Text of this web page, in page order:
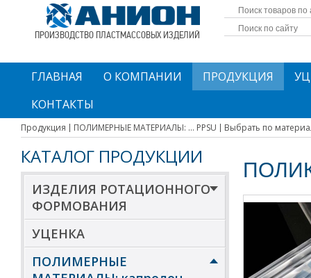
ПРОИЗВОДСТВО ПЛАСТМАССОВЫХ ИЗДЕЛИЙ
ГЛАВНАЯ О КОМПАНИИ ПРОДУКЦИЯ
КОНТАКТЫ
Продукция ПОЛИМЕРНЫЕ МАТЕРИАЛЫ: ... PPSU Выбрать по
КАТАЛОГ ПРОДУКЦИИ
ИЗДЕЛИЯ РОТАЦИОННОГО
ФОРМОВАНИЯ
УЦЕНКА
ПОЛИМЕРНЫЕ